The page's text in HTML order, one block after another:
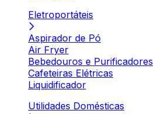
Eletroportáteis
Aspirador de Pó
Air Fryer
Bebedouros e Purificadores
Cafeteiras Elétricas
Liquidificador
Utilidades Domésticas